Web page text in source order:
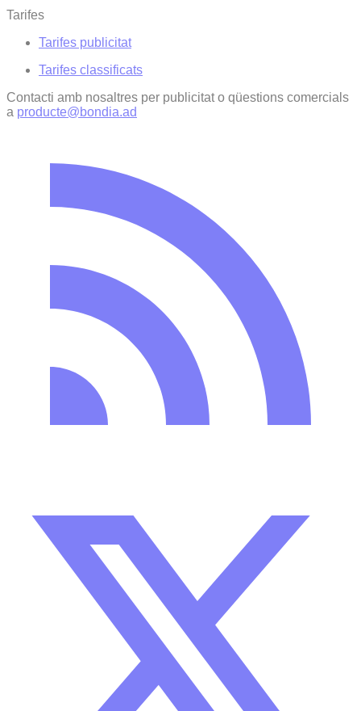
Tarifes
Tarifes publicitat
Tarifes classificats
Contacti amb nosaltres per publicitat o qüestions comercials
a producte@bondia.ad